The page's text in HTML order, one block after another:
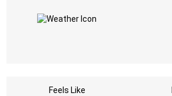
Feels Like